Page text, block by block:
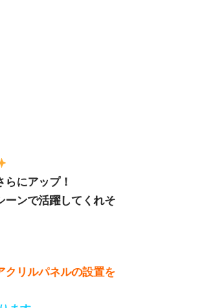
にアップ！
ーンで活躍してくれそ
クリルパネルの設置を